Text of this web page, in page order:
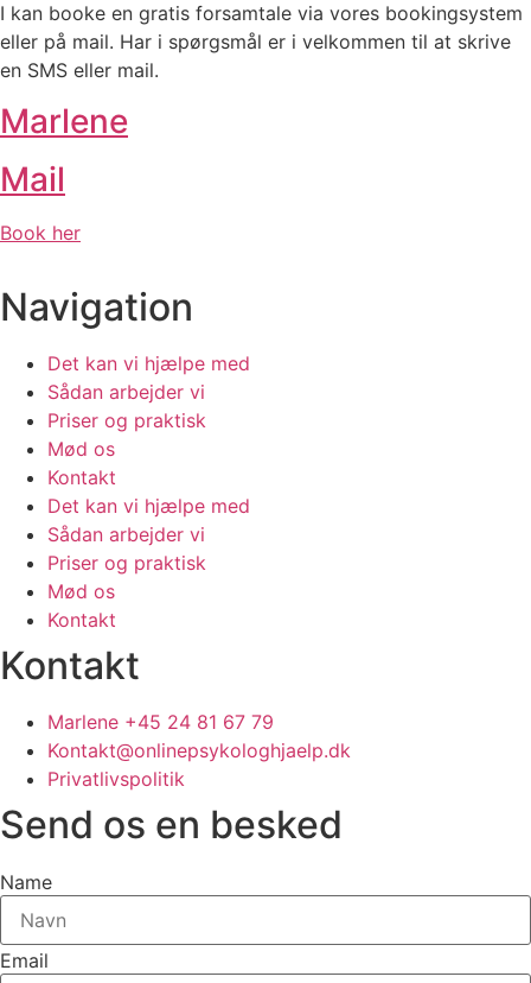
I kan booke en gratis forsamtale via vores bookingsystem
eller på mail. Har i spørgsmål er i velkommen til at skrive
en SMS eller mail.
Marlene
Mail
Book her
Navigation
Det kan vi hjælpe med
Sådan arbejder vi
Priser og praktisk
Mød os
Kontakt
Det kan vi hjælpe med
Sådan arbejder vi
Priser og praktisk
Mød os
Kontakt
Kontakt
Marlene +45 24 81 67 79
Kontakt@onlinepsykologhjaelp.dk
Privatlivspolitik
Send os en besked
Name
Email